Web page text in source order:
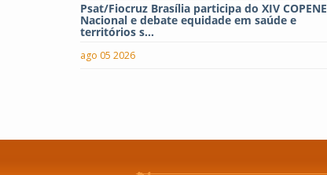
Psat/Fiocruz Brasília participa do XIV COPENE
Nacional e debate equidade em saúde e
territórios s...
ago 05 2026